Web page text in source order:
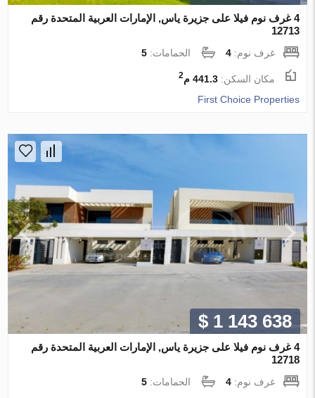
4 غرف نوم فيلا على جزيرة ياس, الإمارات العربية المتحدة رقم
12713
غرف نوم:4 الحمامات:5
مكان السكن:441.3 م 2
First Choice Properties
$ 1 143 638
4 غرف نوم فيلا على جزيرة ياس, الإمارات العربية المتحدة رقم
12718
غرف نوم:4 الحمامات:5